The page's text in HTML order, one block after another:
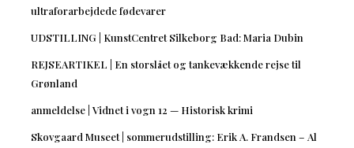
ultraforarbejdede fødevarer
UDSTILLING | KunstCentret Silkeborg Bad: Maria Dubin
REJSEARTIKEL | En storslået og tankevækkende rejse til
Grønland
anmeldelse | Vidnet i vogn 12 — Historisk krimi
Skovgaard Museet | sommerudstilling: Erik A. Frandsen – Al